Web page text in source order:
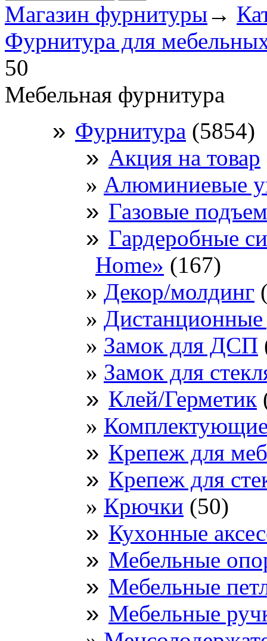
Магазин фурнитуры→
Фурнитура для
50
Мебельная фурнитура
» Фурнитура (5854)
» Акция на товар
Алюминиевые
» Газовые
» Гардеробные
Home» (167)
Декор/молдинг
Замок для ДСП
Замок для
» Клей/Герметик
» Крепеж для
» Крепеж для
Крючки (50)
» Кухонные
» Мебельные
» Мебельные
» Мебельные